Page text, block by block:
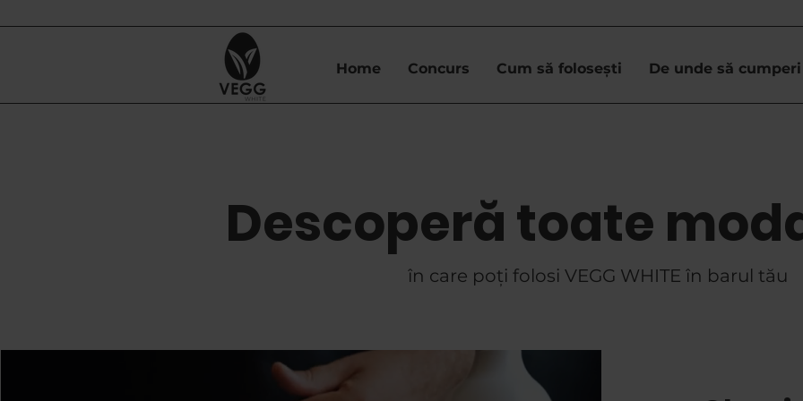
Home Concurs Cum să folosești De unde să cumperi
Descoperă toate
în care poți folosi VEGG WHITE în barul tău